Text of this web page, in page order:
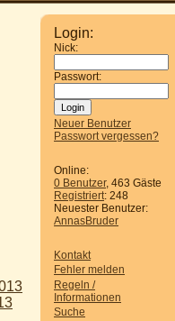
Login:
Nick:
Passwort:
Neuer Benutzer
Passwort vergessen?
Online:
0 Benutzer, 463 Gäste
Registriert: 248
Neuester Benutzer:
AnnasBruder
Kontakt
Fehler melden
Regeln /
Informationen
Suche